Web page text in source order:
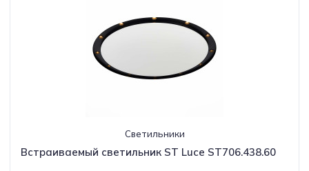
Светильники
Встраиваемый светильник ST Luce ST706.438.60